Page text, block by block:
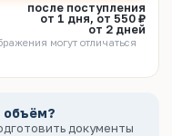
после поступления
от 1 дня, от 550 ₽
от 2 дней
могут отличаться
объём?
документы